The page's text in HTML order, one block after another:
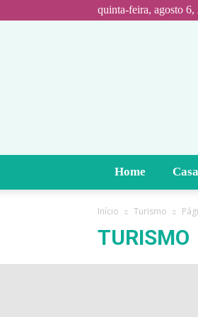
quinta-feira, agosto 6,
Home
Início Turismo
TURISMO